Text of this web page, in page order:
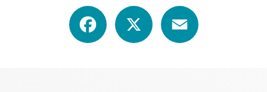
Facebook